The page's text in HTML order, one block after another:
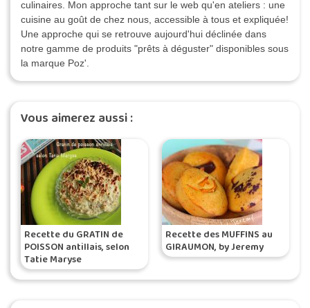
culinaires. Mon approche tant sur le web qu'en ateliers : une
cuisine au goût de chez nous, accessible à tous et expliquée!
Une approche qui se retrouve aujourd'hui déclinée dans
notre gamme de produits "prêts à déguster" disponibles sous
la marque Poz'.
Vous aimerez aussi :
Recette du GRATIN de
POISSON antillais, selon
Tatie Maryse
Recette des MUFFINS au
GIRAUMON, by Jeremy